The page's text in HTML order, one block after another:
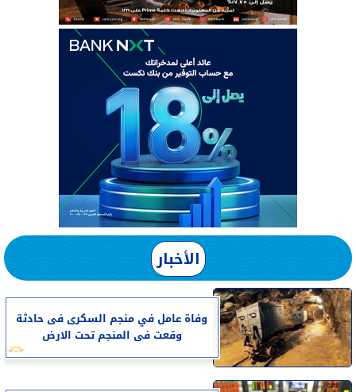
الأخبار
وفاة عامل في منجم السكرى فى حادثة
وقعت فى المنجم تحت الارض